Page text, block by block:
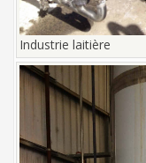
Industrie laitière